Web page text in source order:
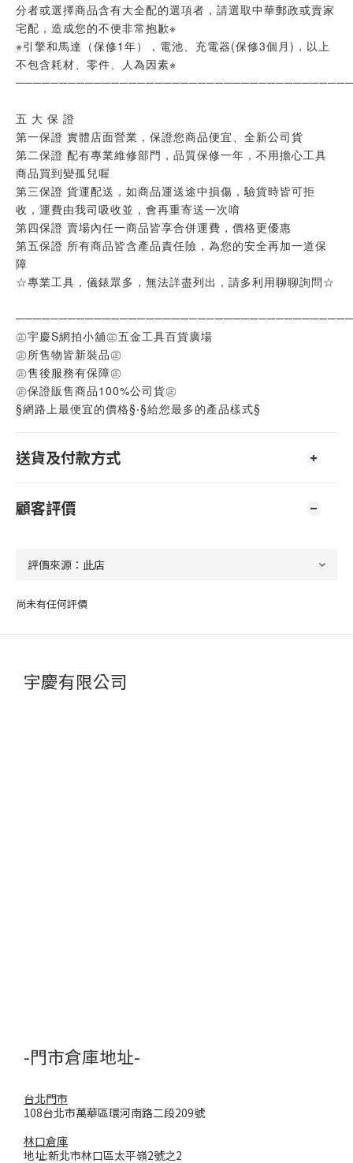
分者或選擇商品含有大全配的選項者，請選取中華郵政或賣家
宅配，造成您的不便非常抱歉※
※引擎和馬達（保修1年），電池、充電器(保修3個月)，以上
不包含耗材、零件、人為因素※
五 大 保 證
第一保證 實體店面營業，保證您商品便宜、全新公司貨
第二保證 配有專業維修部門，品質保修一年，不用擔心工具
商品買到變孤兒喔
第三保證 貨運配送，如商品運送途中損傷，驗貨時皆可拒
收，運費由我司吸收並，會再重寄送一次唷
第四保證 賣場內任一商品皆享合併運費，價格更優惠
第五保證 所有商品皆含產品責任險，為您的安全再加一道保
障
☆專業工具，儀錶眾多，無法詳盡列出，請多利用聊聊詢問☆
㊣宇慶S網拍小舖㊣五金工具百貨廣場
㊣所售物皆新裝品㊣
㊣售後服務有保障㊣
㊣保證販售商品100%公司貨㊣
§網路上最便宜的價格§‧§給您最多的產品樣式§
送貨及付款方式
顧客評價
尚未有任何評價
宇慶有限公司
-門市倉庫地址-
台北門市
108台北市萬華區環河南路二段209號
林口倉庫
地址:新北市林口區太平嶺2號之2